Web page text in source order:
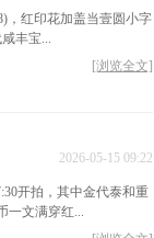
，红印花加盖当壹圆小字
丰宝...
[浏览全文]
2026-05-15 09:22
开拍，其中金代泰和重
一文满穿红...